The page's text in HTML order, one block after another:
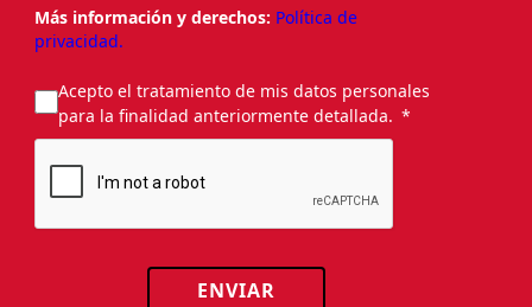
Más información y derechos: Política de
privacidad.
Acepto el tratamiento de mis datos personales
para la finalidad anteriormente detallada.
ENVIAR